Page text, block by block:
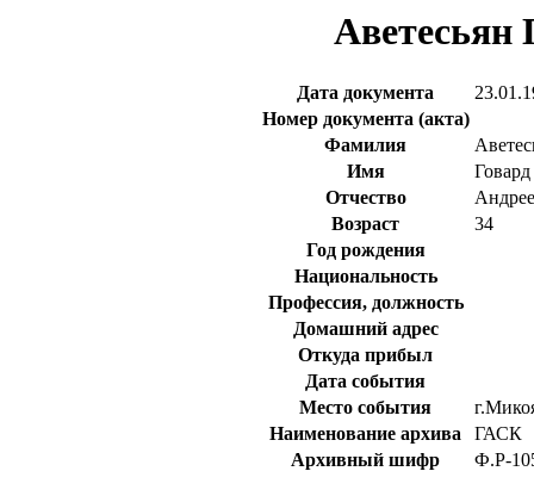
Аветесьян
Дата документа
Номер документа (акта)
Фамилия
Имя
Говард
Отчество
Возраст
34
Год рождения
Национальность
Профессия, должность
Домашний адрес
Откуда прибыл
Дата события
Место события
Наименование архива
ГАСК
Архивный шифр
Ф.Р-